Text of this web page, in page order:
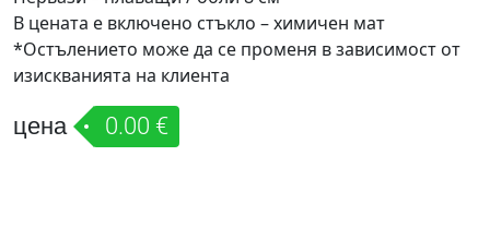
В цената е включено стъкло – химичен мат
*Остълението може да се променя в зависимост от
изискванията на клиента
цена 0.00 €